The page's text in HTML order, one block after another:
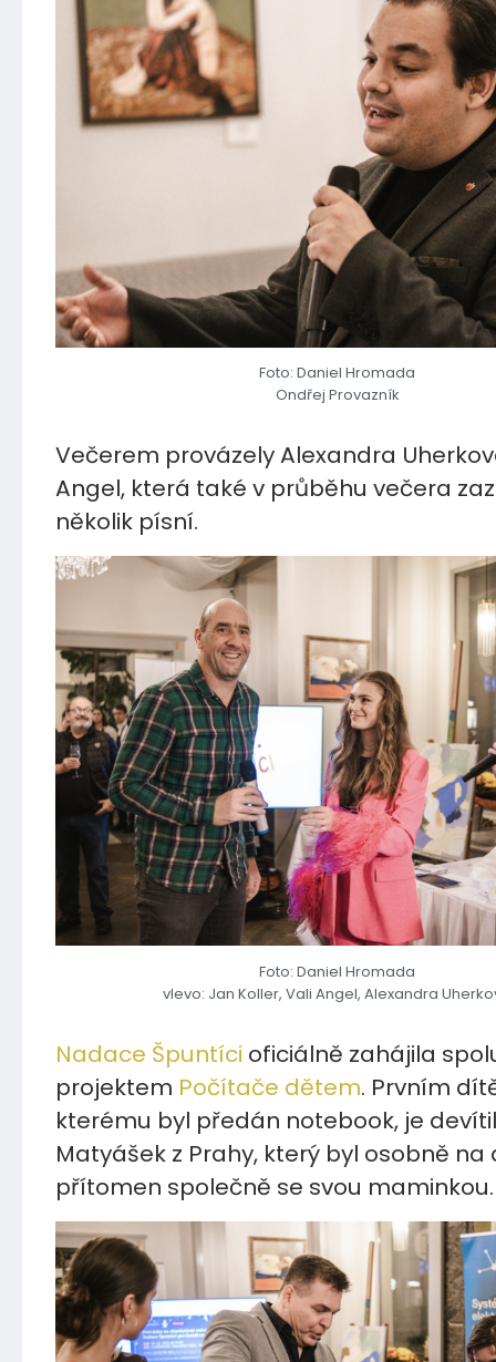
Foto: Daniel Hromada
Ondřej Provazník
Večerem provázely Alexandra
Angel, která také v průběhu večera
několik písní.
Foto: Daniel Hromada
vlevo: Jan Koller, Vali Angel, Alexandra
Nadace Špuntíci oficiálně zahájila
projektem Počítače dětem. Prvním
kterému byl předán notebook, je
Matyášek z Prahy, který byl osobně na
přítomen společně se svou maminkou.